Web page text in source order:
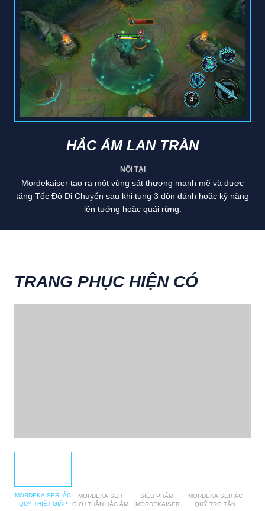
HẮC ÁM LAN TRÀN
NỘI TẠI
Mordekaiser tạo ra một vùng sát thương mạnh mẽ và được
tăng Tốc Độ Di Chuyển sau khi tung 3 đòn đánh hoặc kỹ năng
lên tướng hoặc quái rừng.
TRANG PHỤC HIỆN CÓ
MORDEKAISER, ÁC
QUỶ THIẾT GIÁP
MORDEKAISER
CỰU THẦN HẮC ÁM
SIÊU PHẨM:
MORDEKAISER
MORDEKAISER ÁC
QUỶ TRO TÀN